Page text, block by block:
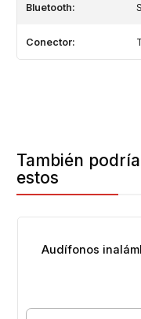
Bluetooth:
Conector:
También
estos
Audífonos